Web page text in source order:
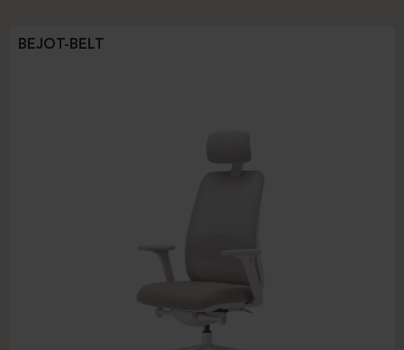
BEJOT-BELT